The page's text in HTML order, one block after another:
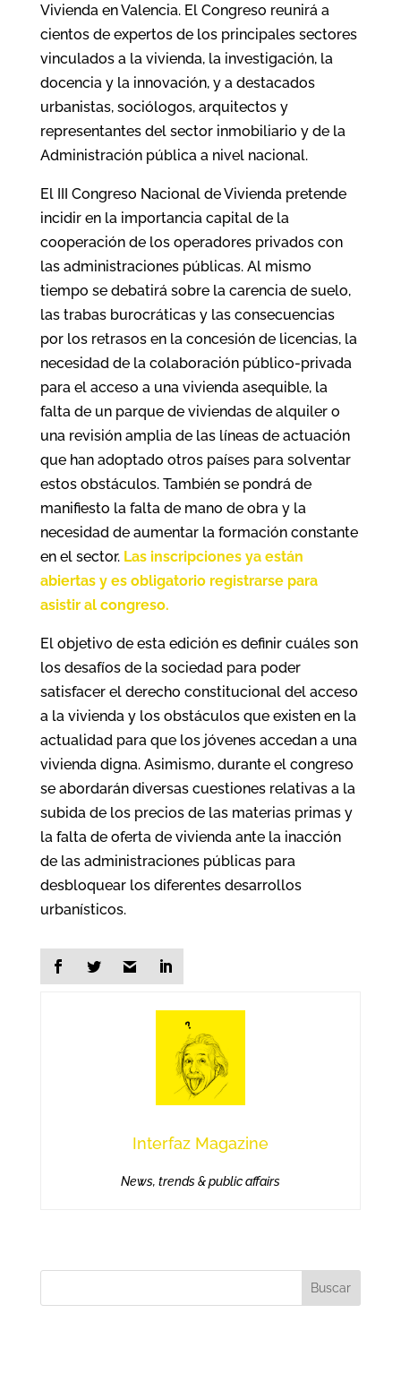
Vivienda en Valencia. El Congreso reunirá a
cientos de expertos de los principales sectores
vinculados a la vivienda, la investigación, la
docencia y la innovación, y a destacados
urbanistas, sociólogos, arquitectos y
representantes del sector inmobiliario y de la
Administración pública a nivel nacional.
El III Congreso Nacional de Vivienda pretende
incidir en la importancia capital de la
cooperación de los operadores privados con
las administraciones públicas. Al mismo
tiempo se debatirá sobre la carencia de suelo,
las trabas burocráticas y las consecuencias
por los retrasos en la concesión de licencias, la
necesidad de la colaboración público-privada
para el acceso a una vivienda asequible, la
falta de un parque de viviendas de alquiler o
una revisión amplia de las líneas de actuación
que han adoptado otros países para solventar
estos obstáculos. También se pondrá de
manifiesto la falta de mano de obra y la
necesidad de aumentar la formación constante
en el sector. Las inscripciones ya están
abiertas y es obligatorio registrarse para
asistir al congreso.
El objetivo de esta edición es definir cuáles son
los desafíos de la sociedad para poder
satisfacer el derecho constitucional del acceso
a la vivienda y los obstáculos que existen en la
actualidad para que los jóvenes accedan a una
vivienda digna. Asimismo, durante el congreso
se abordarán diversas cuestiones relativas a la
subida de los precios de las materias primas y
la falta de oferta de vivienda ante la inacción
de las administraciones públicas para
desbloquear los diferentes desarrollos
urbanísticos.
Interfaz Magazine
News, trends & public affairs
Buscar